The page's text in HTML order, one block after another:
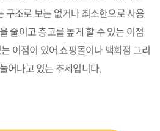
구조로 보는 없거나 최소한으로 사용
줄이고 층고를 높게 할 수 있는 이점
이점이 있어 쇼핑몰이나 백화점 그리
어나고 있는 추세입니다.